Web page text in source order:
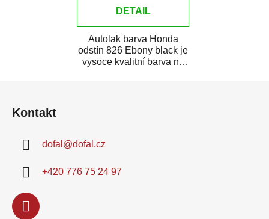
DETAIL
Autolak barva Honda
odstín 826 Ebony black je
vysoce kvalitní barva na
Kontakt
dofal @dofal.cz
+420 776 75 24 97